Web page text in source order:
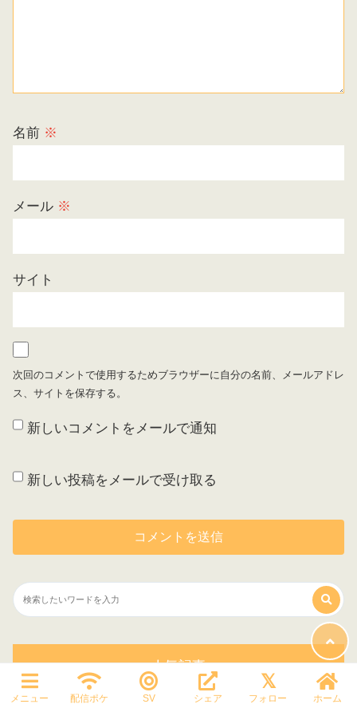
名前 ※
メール ※
サイト
次回のコメントで使用するためブラウザーに自分の名前、メールアドレ
ス、サイトを保存する。
新しいコメントをメールで通知
新しい投稿をメールで受け取る
人気記事
メニュー 配信ポケ SV シェア フォロー ホーム